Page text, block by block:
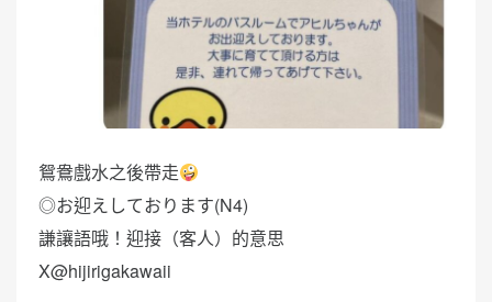
鴛鴦戲水之後帶走
◎お迎えしております(N4)
謙讓語哦！迎接（客人）的意思
X@hijirigakawaii